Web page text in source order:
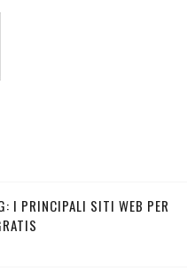
I PRINCIPALI SITI WEB PER